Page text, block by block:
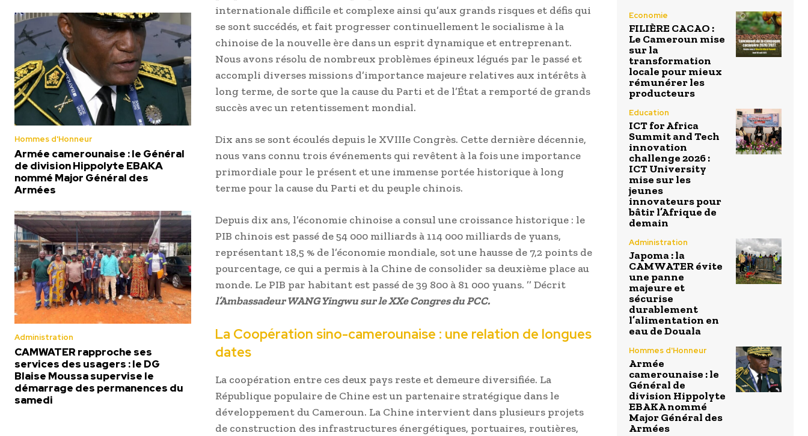
Hommes d'Honneur
Armée camerounaise : le Général
de division Hippolyte EBAKA
nommé Major Général des
Armées
Administration
CAMWATER rapproche ses
services des usagers : le DG
Blaise Moussa supervise le
démarrage des permanences du
samedi
internationale difficile et complexe ainsi qu’aux grands risques et défis qui
se sont succédés, et fait progresser continuellement le socialisme à la
chinoise de la nouvelle ère dans un esprit dynamique et entreprenant.
Nous avons résolu de nombreux problèmes épineux légués par le passé et
accompli diverses missions d’importance majeure relatives aux intérêts à
long terme, de sorte que la cause du Parti et de l’État a remporté de grands
succès avec un retentissement mondial.
Dix ans se sont écoulés depuis le XVIIIe Congrès. Cette dernière décennie,
nous vans connu trois événements qui revêtent à la fois une importance
primordiale pour le présent et une immense portée historique à long
terme pour la cause du Parti et du peuple chinois.
Depuis dix ans, l’économie chinoise a consul une croissance historique : le
PIB chinois est passé de 54 000 milliards à 114 000 milliards de yuans,
représentant 18,5 % de l’économie mondiale, sot une hausse de 7,2 points de
pourcentage, ce qui a permis à la Chine de consolider sa deuxième place au
monde. Le PIB par habitant est passé de 39 800 à 81 000 yuans. ’’ Décrit
l’Ambassadeur WANG Yingwu sur le XXe Congres du PCC.
La Coopération sino-camerounaise : une relation de longues
dates
La coopération entre ces deux pays reste et demeure diversifiée. La
République populaire de Chine est un partenaire stratégique dans le
développement du Cameroun. La Chine intervient dans plusieurs projets
de construction des infrastructures énergétiques, portuaires, routières,
Economie
FILIÈRE CACAO :
Le Cameroun mise
sur la
transformation
locale pour mieux
rémunérer les
producteurs
Education
ICT for Africa
Summit and Tech
innovation
challenge 2026 :
ICT University
mise sur les
jeunes
innovateurs pour
bâtir l’Afrique de
demain
Administration
Japoma : la
CAMWATER évite
une panne
majeure et
sécurise
durablement
l’alimentation en
eau de Douala
Hommes d'Honneur
Armée
camerounaise : le
Général de
division Hippolyte
EBAKA nommé
Major Général des
Armées